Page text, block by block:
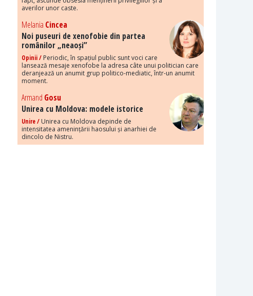
averilor unor caste.
Melania Cincea
Noi puseuri de xenofobie din partea
românilor „neaoși”
Opinii / Periodic, în spațiul public sunt voci care
lansează mesaje xenofobe la adresa câte unui politician care
deranjează un anumit grup politico-mediatic, într-un anumit
moment.
Armand Gosu
Unirea cu Moldova: modele istorice
Unire / Unirea cu Moldova depinde de
intensitatea amenințării haosului și anarhiei de
dincolo de Nistru.